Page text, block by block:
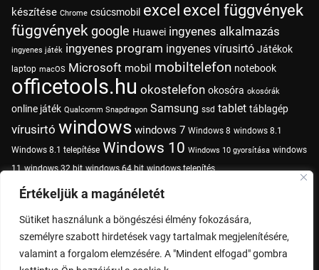
Értékeljük a magánéletét
Sütiket használunk a böngészési élmény fokozására,
személyre szabott hirdetések vagy tartalmak megjelenítésére,
valamint a forgalom elemzésére. A "Mindent elfogad" gombra
készítése Chrome csúcsmobil excel excel függvények
függvényekgoogle Huawei ingyenes alkalmazás
ingyenes játék ingyenes program ingyenes vírusirtó Játékok
laptop macOS Microsoft mobil mobiltelefon notebook
officetools.hu okostelefon okosóra okosórák
online játék Qualcomm Snapdragon Samsung ssd tablet táblagép
vírusirtó windows windows 7 Windows 8 windows 8.1
Windows 8.1 telepítése Windows 10 Windows 10 gyorsítása windows
11 windows 32 bit windows 64 bit windows telepítés
Adatvédelem Impresszum